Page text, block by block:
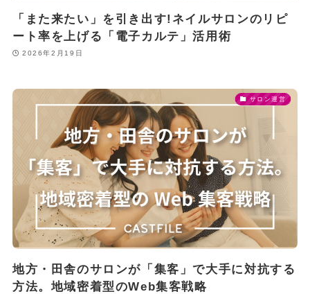
「また来たい」を引き出す!ネイルサロンのリピ
ート率を上げる「電子カルテ」活用術
2026年2月19日
サロン運営
地方・田舎のサロンが「集客」で大手に対抗する
方法。地域密着型のWeb集客戦略